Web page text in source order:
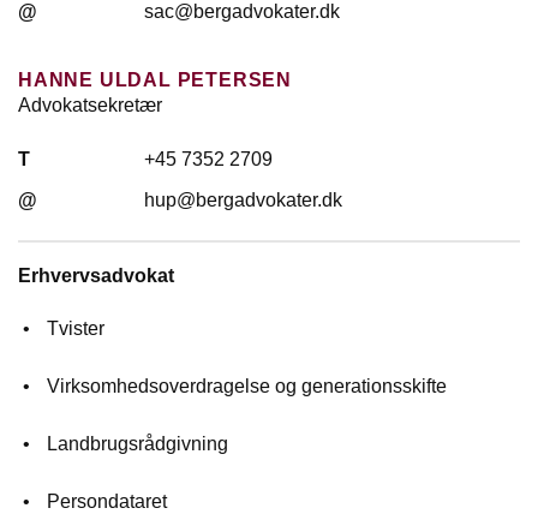
@
sac@bergadvokater.dk
HANNE ULDAL PETERSEN
Advokatsekretær
T
+45 7352 2709
@
hup@bergadvokater.dk
Erhvervsadvokat
Tvister
Virksomhedsoverdragelse og generationsskifte
Landbrugsrådgivning
Persondataret